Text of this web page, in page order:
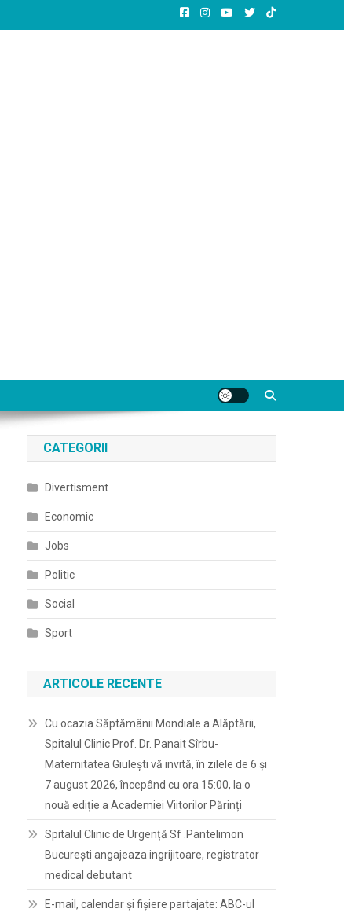
CATEGORII
Divertisment
Economic
Jobs
Politic
Social
Sport
ARTICOLE RECENTE
Cu ocazia Săptămânii Mondiale a Alăptării,
Spitalul Clinic Prof. Dr. Panait Sîrbu-
Maternitatea Giulești vă invită, în zilele de 6 și
7 august 2026, începând cu ora 15:00, la o
nouă ediție a Academiei Viitorilor Părinți
Spitalul Clinic de Urgență Sf .Pantelimon
București angajeaza ingrijitoare, registrator
medical debutant
E-mail, calendar şi fişiere partajate: ABC-ul